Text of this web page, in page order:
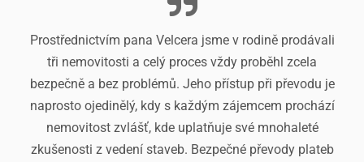
Prostřednictvím pana Velcera jsme v rodině prodávali
tři nemovitosti a celý proces vždy proběhl zcela
bezpečně a bez problémů. Jeho přístup při převodu je
naprosto ojedinělý, kdy s každým zájemcem prochází
nemovitost zvlášť, kde uplatňuje své mnohaleté
zkušenosti z vedení staveb. Bezpečné převody plateb